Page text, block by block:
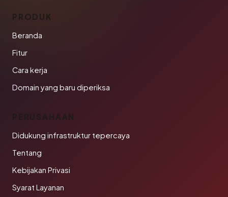
PRODUK
Beranda
Fitur
Cara kerja
Domain yang baru diperiksa
PERUSAHAAN
Didukung infrastruktur tepercaya
Tentang
Kebijakan Privasi
Syarat Layanan